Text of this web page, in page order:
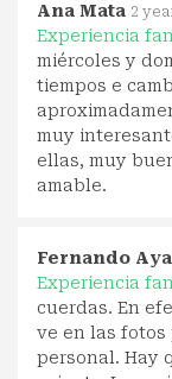
Ana Mata 2
Experiencia
miércoles y
tiempos e
muy
ellas, muy
amable.
Fernando
Experiencia
cuerdas. En
ve en las fotos
personal. Hay